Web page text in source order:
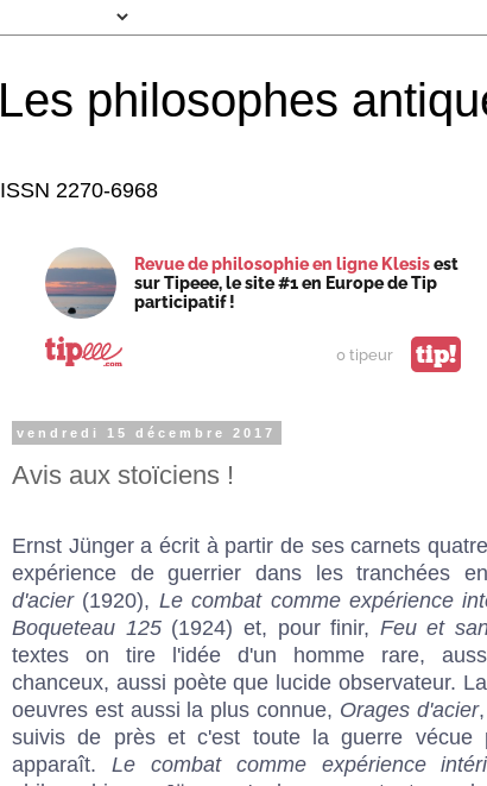
Les philosophes
ISSN 2270-6968
Revue de philosophie en ligne Klesisest
sur Tipeee, le site #1 en Europe de Tip
participatif !
0 tipeur tip!
vendredi 15 décembre 2017
Avis aux stoïciens !
Ernst Jünger a écrit à partir de ses carnets
expérience de guerrier dans les tranchées
d'acier(1920), Le combat comme expérience
Boqueteau 125(1924) et, pour finir, Feu et
textes on tire l'idée d'un homme rare,
chanceux, aussi poète que lucide observateur.
oeuvres est aussi la plus connue, Orages d'acier
suivis de près et c'est toute la guerre vécue
apparaît. Le combat comme expérience